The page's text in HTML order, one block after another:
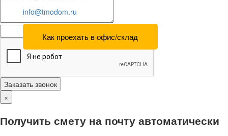
info@tmodom.ru
Как проехать в офис/склад
Заказать звонок
×
Получить смету на почту автоматически